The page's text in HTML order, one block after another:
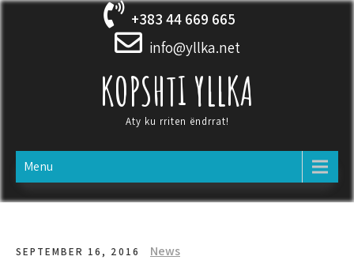
Skip
+383 44 669 665
info@yllka.net
KOPSHTI YLLKA
Aty ku rriten ëndrrat!
Menu
SEPTEMBER 16, 2016 News